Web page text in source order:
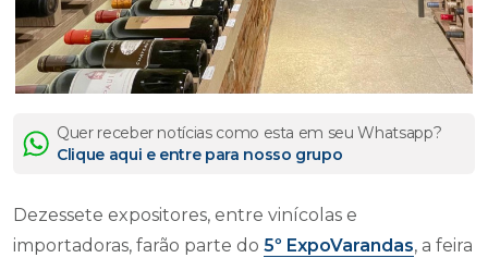
Quer receber notícias como esta em seu Whatsapp?
Clique aqui e entre para nosso grupo
Dezessete expositores, entre vinícolas e
importadoras, farão parte do 5º ExpoVarandas, a feira